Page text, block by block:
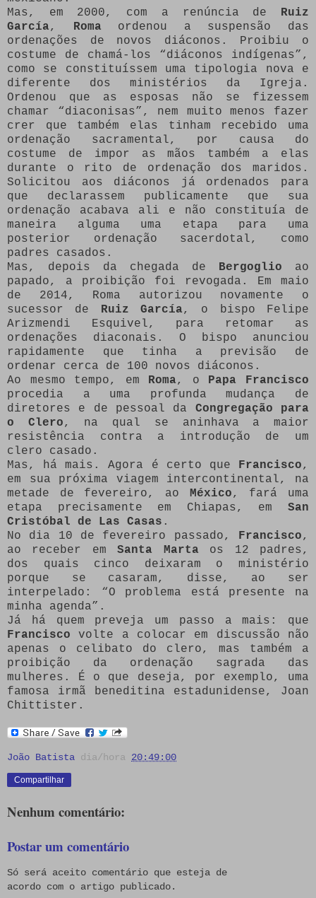
Mas, em 2000, com a renúncia de Ruiz
García, Roma ordenou a suspensão das
ordenações de novos diáconos. Proibiu o
costume de chamá-los “diáconos indígenas”,
como se constituíssem uma tipologia nova e
diferente dos ministérios da Igreja.
Ordenou que as esposas não se fizessem
chamar “diaconisas”, nem muito menos fazer
crer que também elas tinham recebido uma
ordenação sacramental, por causa do
costume de impor as mãos também a elas
durante o rito de ordenação dos maridos.
Solicitou aos diáconos já ordenados para
que declarassem publicamente que sua
ordenação acabava ali e não constituía de
maneira alguma uma etapa para uma
posterior ordenação sacerdotal, como
padres casados.
Mas, depois da chegada de Bergoglio ao
papado, a proibição foi revogada. Em maio
de 2014, Roma autorizou novamente o
sucessor de Ruiz García, o bispo Felipe
Arizmendi Esquivel, para retomar as
ordenações diaconais. O bispo anunciou
rapidamente que tinha a previsão de
ordenar cerca de 100 novos diáconos.
Ao mesmo tempo, em Roma, o Papa Francisco
procedia a uma profunda mudança de
diretores e de pessoal da Congregação para
o Clero, na qual se aninhava a maior
resistência contra a introdução de um
clero casado.
Mas, há mais. Agora é certo que Francisco,
em sua próxima viagem intercontinental, na
metade de fevereiro, ao México, fará uma
etapa precisamente em Chiapas, em San
Cristóbal de Las Casas .
No dia 10 de fevereiro passado, Francisco,
ao receber emSanta Marta os 12 padres,
dos quais cinco deixaram o ministério
porque se casaram, disse, ao ser
interpelado: “O problema está presente na
minha agenda”.
Já há quem preveja um passo a mais: que
Francisco volte a colocar em discussão não
apenas o celibato do clero, mas também a
proibição da ordenação sagrada das
mulheres. É o que deseja, por exemplo, uma
famosa irmã beneditina estadunidense, Joan
Chittister.
João Batista dia/hora 20:49:00
Compartilhar
Nenhum comentário:
Postar um comentário
Só será aceito comentário que esteja de
acordo com o artigo publicado.